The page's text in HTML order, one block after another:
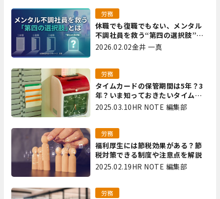
休職でも復職でもない、メンタル
不調社員を救う“第四の選択肢”と
は｜全国障害年金パートナーズ 宮
労務
2026.02.02金井 一真
タイムカードの保管期間は5年？3
年？いま知っておきたいタイムカ
ード保管方法
労務
2025.03.10HR NOTE 編集部
福利厚生には節税効果がある？節
税対策できる制度や注意点を解説
労務
2025.02.19HR NOTE 編集部
労務